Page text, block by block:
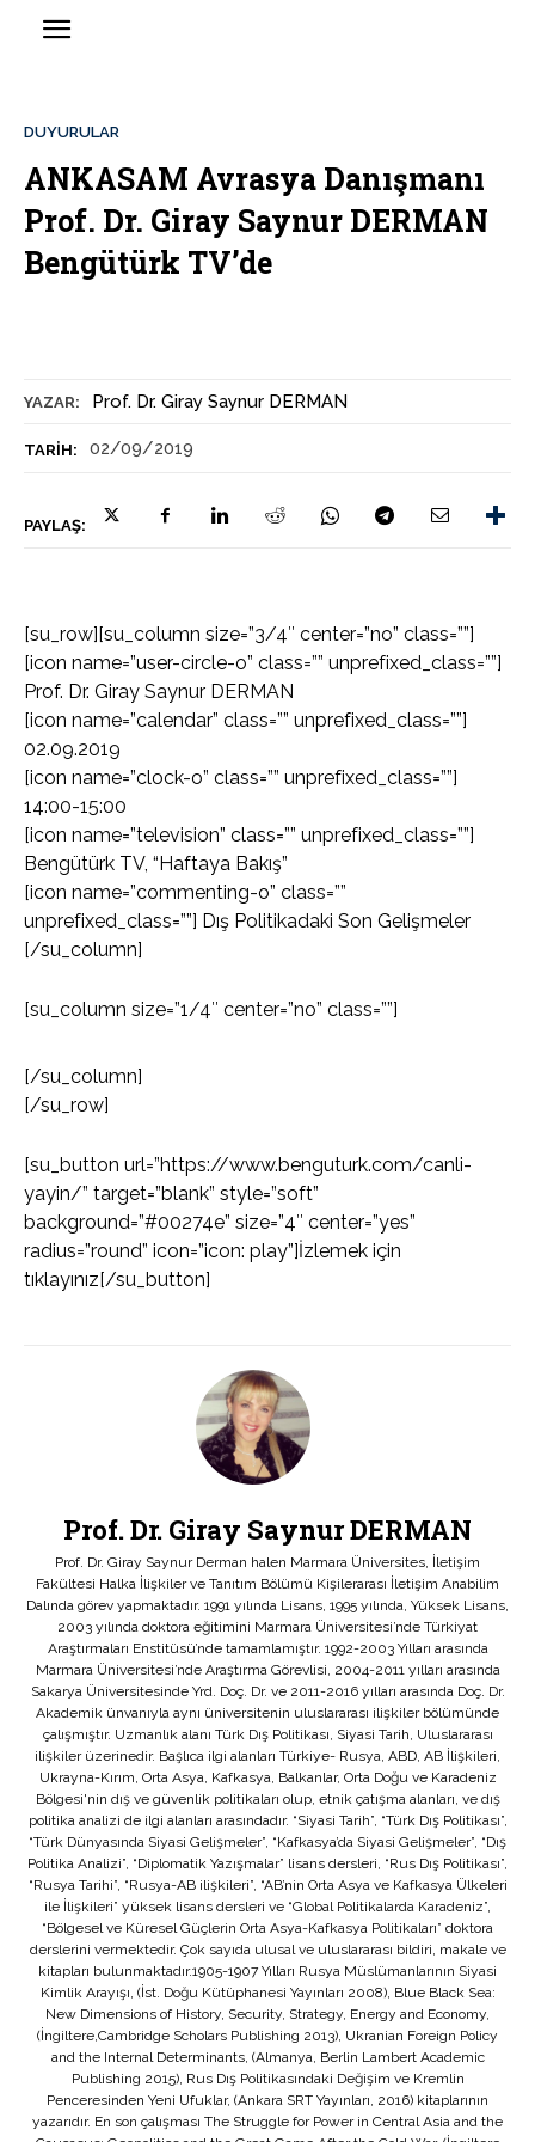
YAZAR: Prof. Dr. Giray Saynur DERMAN
TARIH: 02/09/2019
PAYLAŞ:
DUYURULAR
ANKASAM Avrasya Danışmanı
Prof. Dr. Giray Saynur DERMAN
Bengütürk TV’de
[su_row][su_column size=”3/4″ center=”no” class=””]
[icon name=”user-circle-o” class=”” unprefixed_class=””]
Prof. Dr. Giray Saynur DERMAN
[icon name=”calendar” class=”” unprefixed_class=””]
02.09.2019
[icon name=”clock-o” class=”” unprefixed_class=””]
14:00-15:00
[icon name=”television” class=”” unprefixed_class=””]
Bengütürk TV, “Haftaya Bakış”
[icon name=”commenting-o” class=””
unprefixed_class=””] Dış Politikadaki Son Gelişmeler
[/su_column]
[su_column size=”1/4″ center=”no” class=””]
[/su_column]
[/su_row]
[su_button url=”https://www.benguturk.com/canli-
yayin/” target=”blank” style=”soft”
background=”#00274e” size=”4″ center=”yes”
radius=”round” icon=”icon: play”]İzlemek için
tıklayınız[/su_button]
Prof. Dr. Giray Saynur DERMAN
Prof. Dr. Giray Saynur Derman halen Marmara Üniversites, İletişim
Fakültesi Halka İlişkiler ve Tanıtım Bölümü Kişilerarası İletişim Anabilim
Dalında görev yapmaktadır. 1991 yılında Lisans, 1995 yılında, Yüksek Lisans,
2003 yılında doktora eğitimini Marmara Üniversitesi’nde Türkiyat
Araştırmaları Enstitüsü’nde tamamlamıştır. 1992-2003 Yılları arasında
Marmara Üniversitesi’nde Araştırma Görevlisi, 2004-2011 yılları arasında
Sakarya Üniversitesinde Yrd. Doç. Dr. ve 2011-2016 yılları arasında Doç. Dr.
Akademik ünvanıyla aynı üniversitenin uluslararası ilişkiler bölümünde
çalışmıştır. Uzmanlık alanı Türk Dış Politikası, Siyasi Tarih, Uluslararası
ilişkiler üzerinedir. Başlıca ilgi alanları Türkiye- Rusya, ABD, AB İlişkileri,
Ukrayna-Kırım, Orta Asya, Kafkasya, Balkanlar, Orta Doğu ve Karadeniz
Bölgesi'nin dış ve güvenlik politikaları olup, etnik çatışma alanları, ve dış
politika analizi de ilgi alanları arasındadır. “Siyasi Tarih”, “Türk Dış Politikası”,
“Türk Dünyasında Siyasi Gelişmeler”, “Kafkasya’da Siyasi Gelişmeler”, “Dış
Politika Analizi”, “Diplomatik Yazışmalar” lisans dersleri, “Rus Dış Politikası”,
“Rusya Tarihi”, “Rusya-AB ilişkileri”, “AB’nin Orta Asya ve Kafkasya Ülkeleri
ile İlişkileri” yüksek lisans dersleri ve “Global Politikalarda Karadeniz”,
“Bölgesel ve Küresel Güçlerin Orta Asya-Kafkasya Politikaları” doktora
derslerini vermektedir. Çok sayıda ulusal ve uluslararası bildiri, makale ve
kitapları bulunmaktadır.1905-1907 Yılları Rusya Müslümanlarının Siyasi
Kimlik Arayışı, (İst. Doğu Kütüphanesi Yayınları 2008), Blue Black Sea:
New Dimensions of History, Security, Strategy, Energy and Economy,
(İngiltere,Cambridge Scholars Publishing 2013), Ukranian Foreign Policy
and the Internal Determinants, (Almanya, Berlin Lambert Academic
Publishing 2015), Rus Dış Politikasındaki Değişim ve Kremlin
Penceresinden Yeni Ufuklar, (Ankara SRT Yayınları, 2016) kitaplarının
yazarıdır. En son çalışması The Struggle for Power in Central Asia and the